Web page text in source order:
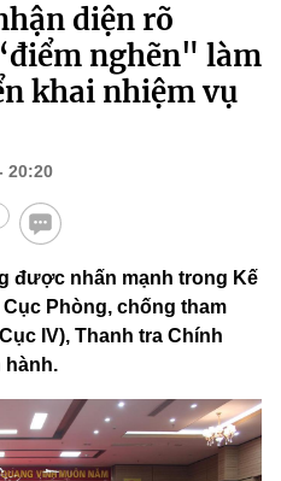
diện rõ
nghẽn" làm
khai nhiệm vụ
20:20
được nhấn mạnh trong Kế
Cục Phòng, chống tham
IV), Thanh tra Chính
hành.